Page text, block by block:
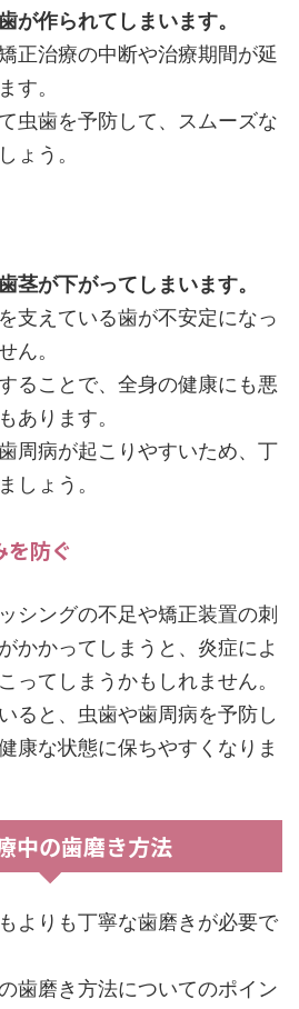
が作られてしまいます。
正治療の中断や治療期間が延
す。
虫歯を予防して、スムーズな
ょう。
茎が下がってしまいます。
支えている歯が不安定になっ
ん。
ることで、全身の健康にも悪
あります。
周病が起こりやすいため、丁
しょう。
を防ぐ
シングの不足や矯正装置の刺
かかってしまうと、炎症によ
ってしまうかもしれません。
ると、虫歯や歯周病を予防し
康な状態に保ちやすくなりま
中の歯磨き方法
よりも丁寧な歯磨きが必要で
歯磨き方法についてのポイン